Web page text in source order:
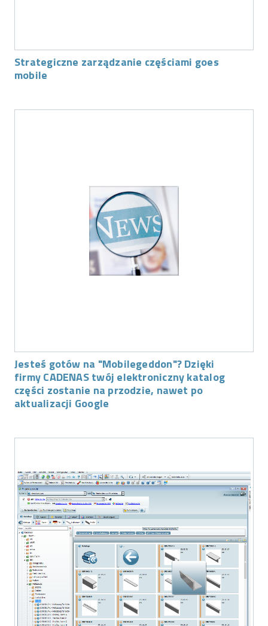
Strategiczne zarządzanie częściami goes
mobile
Jesteś gotów na "Mobilegeddon"? Dzięki
firmy CADENAS twój elektroniczny katalog
części zostanie na przodzie, nawet po
aktualizacji Google